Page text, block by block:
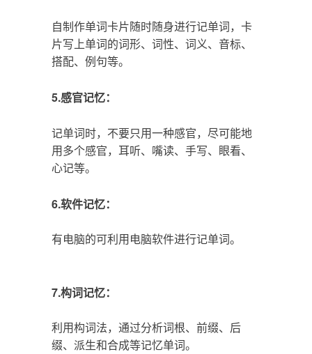
自制作单词卡片随时随身进行记单词，卡
片写上单词的词形、词性、词义、音标、
搭配、例句等。
5.感官记忆：
记单词时，不要只用一种感官，尽可能地
用多个感官，耳听、嘴读、手写、眼看、
心记等。
6.软件记忆：
有电脑的可利用电脑软件进行记单词。
7.构词记忆：
利用构词法，通过分析词根、前缀、后
缀、派生和合成等记忆单词。